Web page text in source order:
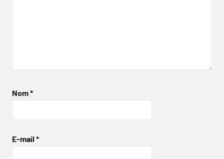
Nom*
E-mail *